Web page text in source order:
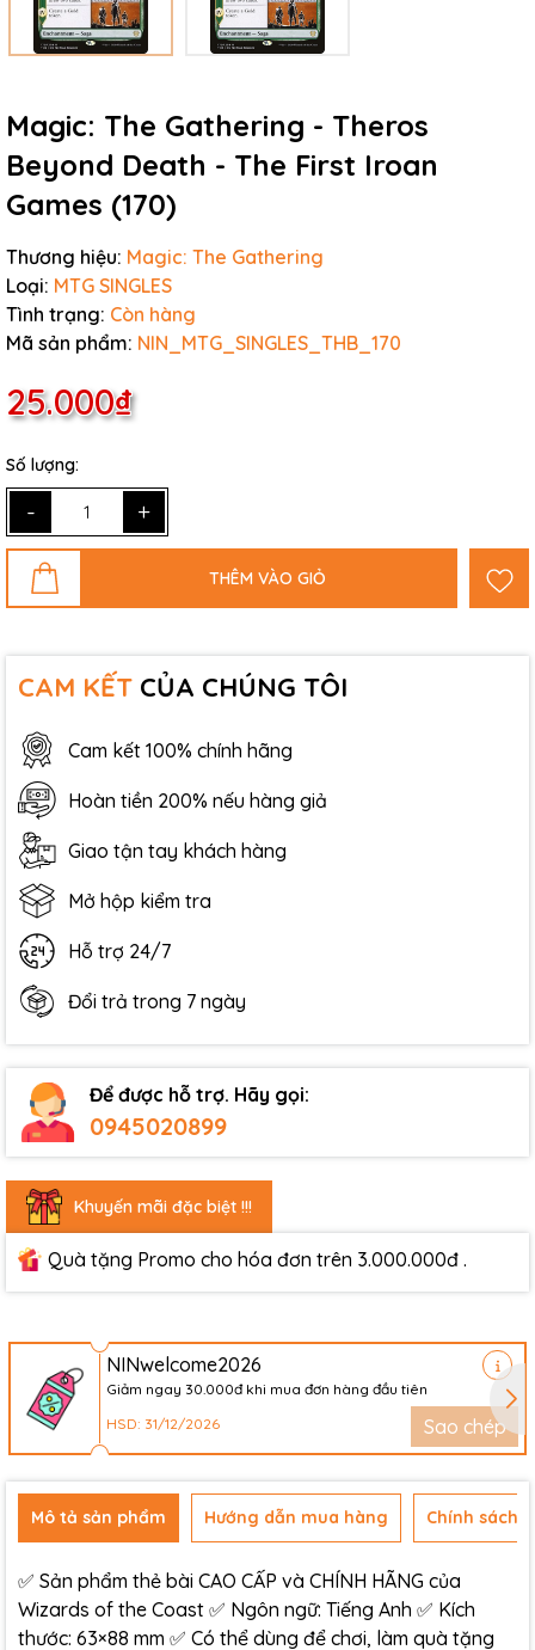
Magic: The Gathering - Theros
Beyond Death - The First Iroan
Games (170)
Thương hiệu: Magic: The Gathering
Loại: MTG SINGLES
Tình trạng: Còn hàng
Mã sản phẩm: NIN_MTG_SINGLES_THB_170
25.000₫
Số lượng:
- +
THÊM VÀO GIỎ
CAM KẾT CỦA CHÚNG TÔI
Cam kết 100% chính hãng
Hoàn tiền 200% nếu hàng giả
Giao tận tay khách hàng
Mở hộp kiểm tra
Hỗ trợ 24/7
Đổi trả trong 7 ngày
Để được hỗ trợ. Hãy gọi:
0945020899
Khuyến mãi đặc biệt !!!
Quà tặng Promo cho hóa đơn trên 3.000.000đ .
NINwelcome2026
Giảm ngay 30.000đ khi mua đơn hàng đầu tiên
HSD: 31/12/2026
Sao chép
Mô tả sản phẩm Hướng dẫn mua hàng Chính sách
✅ Sản phẩm thẻ bài CAO CẤP và CHÍNH HÃNG của
Wizards of the Coast ✅ Ngôn ngữ: Tiếng Anh ✅ Kích
thước: 63×88 mm ✅ Có thể dùng để chơi, làm quà tặng